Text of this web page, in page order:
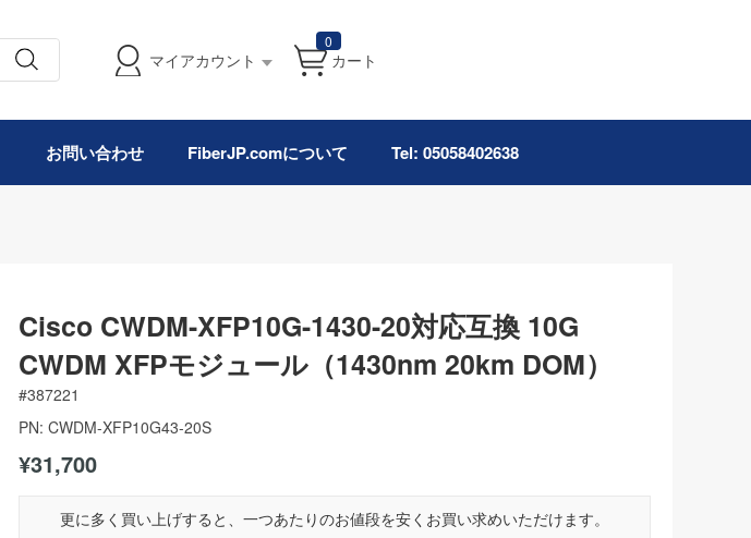
マイアカウント
0
カート
お問い合わせ FiberJP.comについて Tel: 05058402638
Cisco CWDM-XFP10G-1430-20対応互換 10G
CWDM XFPモジュール（1430nm 20km DOM）
#387221
PN: CWDM-XFP10G43-20S
¥31,700
更に多く買い上げすると、一つあたりのお値段を安くお買い求めいただけます。